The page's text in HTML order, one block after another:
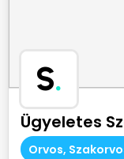
S.
Ügyeletes
Orvos,